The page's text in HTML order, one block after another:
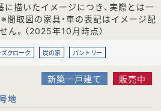
に描いたイメージにつき、実際とは一
間取図の家具・車の表記はイメージ配
ん。（2025年10月時点）
クローク 炭の家 パントリー
地
新築一戸建て 販売中